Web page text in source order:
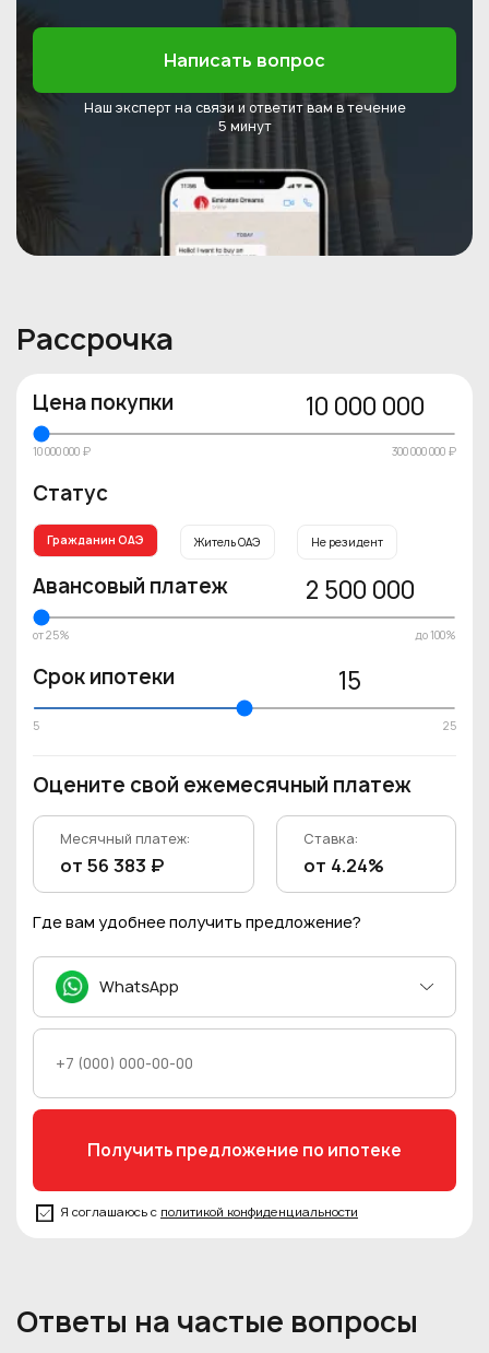
Написать вопрос
Наш эксперт на связи и ответитвам в течение
5 минут
Рассрочка
Цена покупки 10 000 000
10 000 000 ₽ 300 000 000 ₽
Статус
Гражданин ОАЭ Житель ОАЭ Не резидент
Авансовый платеж 2 500 000
от 25% до 100%
Срок ипотеки 15
5 25
Оцените свой ежемесячный платеж
Месячный платеж:
от 56 383 ₽
Ставка:
от 4.24%
Где вам удобнее получить предложение?
WhatsApp
Я соглашаюсь с политикой конфиденциальности
Ответы на частые вопросы